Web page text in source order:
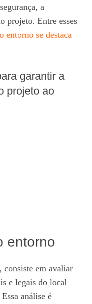
a
projeto. Entre esses
entorno se destaca
garantir a
projeto ao
entorno
consiste em avaliar
e legais do local
análise é